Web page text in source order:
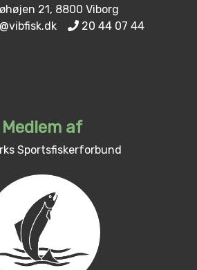
21, 8800 Viborg
20 44 07 44
Medlem af
Sportsfiskerforbund